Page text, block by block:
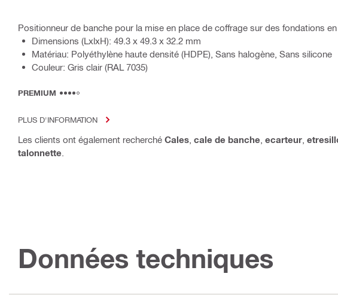
Positionneur de banche pour la mise en place de coffrage sur des fondations
Dimensions (LxlxH): 49.3 x 49.3 x 32.2 mm
Matériau: Polyéthylène haute densité (HDPE), Sans halogène, Sans silicone
Couleur: Gris clair (RAL 7035)
PREMIUM
PLUS D'INFORMATION
Les clients ont également recherché Cales cale de banche ecarteur
talonnette
Données techniques